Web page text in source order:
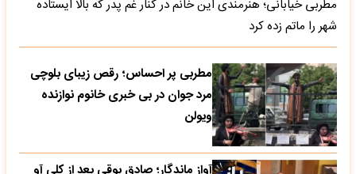
مطربی خیابانی؛ هنرمندی این خانم در کنار غم پدر که بالا ایستاده
شهر را ماتم زده کرد
مطربی پر احساس؛ رقص زیبای بلوچی
مرد جوان در بی خبری خانوم نوازنده
ویولن